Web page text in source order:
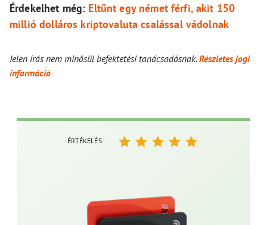
Érdekelhet még: Eltűnt egy német férfi, akit 150
millió dolláros kriptovaluta csalással vádolnak
Jelen írás nem minősül befektetési tanácsadásnak.Részletes jogi
információ
ÉRTÉKELÉS